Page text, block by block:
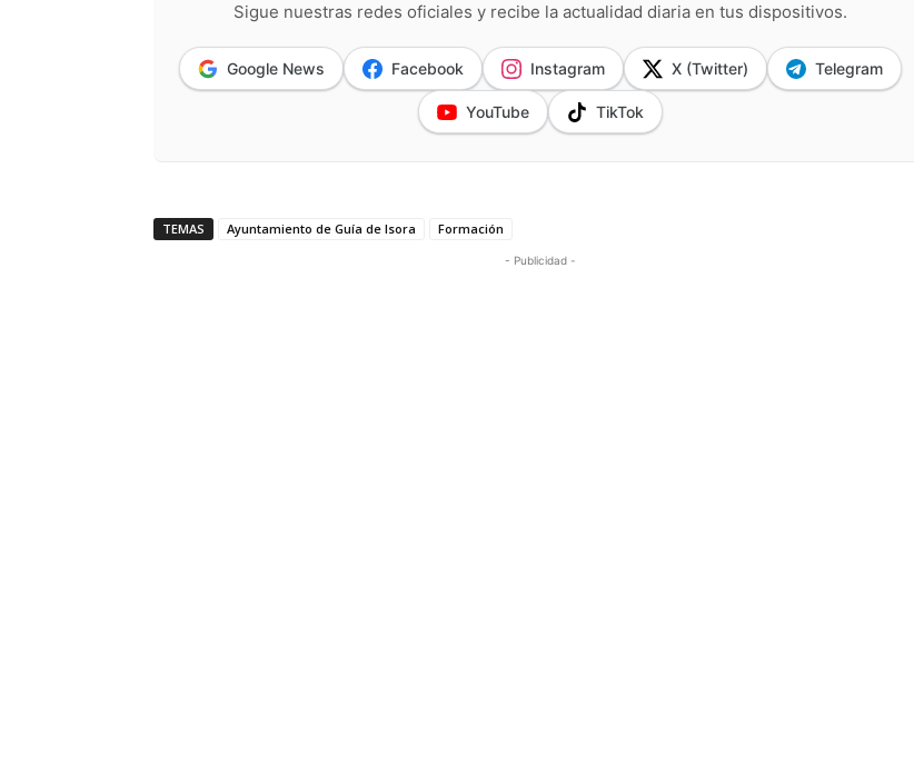
Sigue nuestras redes oficiales y recibe la actualidad diaria en tus dispositivos.
Google News Facebook Instagram X (Twitter) Telegram
YouTube TikTok
TEMAS Ayuntamiento de Guía de Isora Formación
- Publicidad -